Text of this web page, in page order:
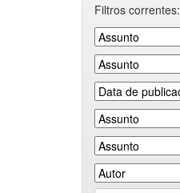
Filtros correntes: